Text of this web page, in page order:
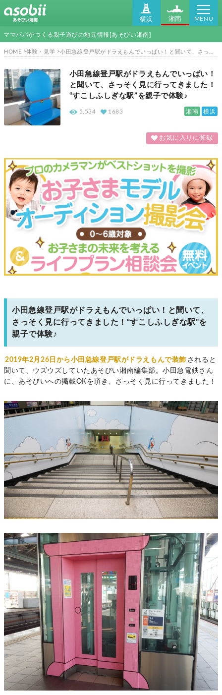
横浜 湘南 MENU
ママパパがつくる親子遊びの地元情報[あそびい湘南]
HOME 体験・見学 小田急線登戸駅がドラえもんでいっぱい！と聞いて、さっそく見に行ってきました！ “すこしふしぎな駅”を親子で体験♪
小田急線登戸駅がドラえもんでいっぱい！
と聞いて、さっそく見に行ってきました！
“すこしふしぎな駅”を親子で体験♪
湘南 横浜
5,534 1683
お気に入りに登録
小田急線登戸駅がドラえもんでいっぱい！と聞いて、
さっそく見に行ってきました！“すこしふしぎな駅”を
親子で体験♪
2019年2月26日から小田急線登戸駅がドラえもんで装飾 されると
聞いて、ウズウズしていたあそびい湘南編集部。小田急電鉄さん
に、あそびいへの掲載OKを頂き、さっそく見に行ってきました！